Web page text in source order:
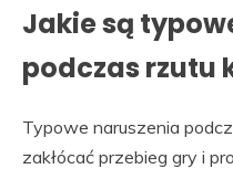
Jakie są
podczas rzutu
Typowe naruszenia
zakłócać przebieg gry i